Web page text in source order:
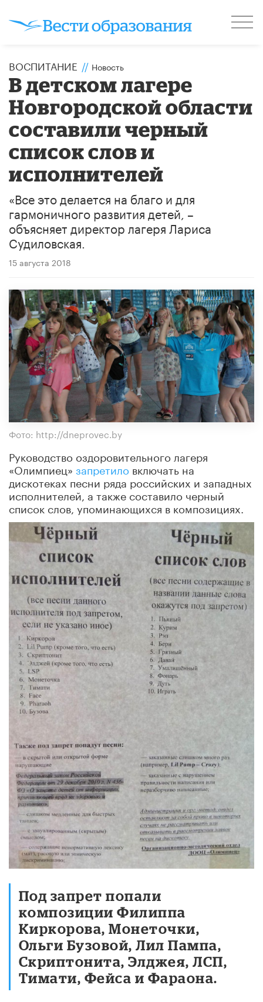
ВОСПИТАНИЕ // Новость
В детском лагере
Новгородской области
составили черный
список слов и
исполнителей
«Все это делается на благо и для
гармоничного развития детей, –
объясняет директор лагеря Лариса
Судиловская.
15 августа 2018
Фото: http://dneprovec.by
Руководство оздоровительного лагеря
«Олимпиец» запретило включать на
дискотеках песни ряда российских и западных
исполнителей, а также составило черный
список слов, упоминающихся в композициях.
Под запрет попали
композиции Филиппа
Киркорова, Монеточки,
Ольги Бузовой, Лил Пампа,
Скриптонита, Элджея, ЛСП,
Тимати, Фейса и Фараона.